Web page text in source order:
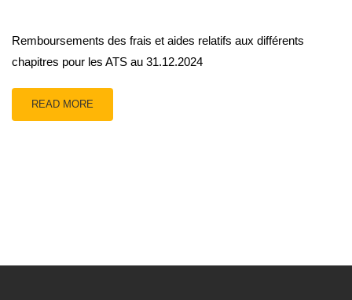
Remboursements des frais et aides relatifs aux différents
chapitres pour les ATS au 31.12.2024
READ MORE